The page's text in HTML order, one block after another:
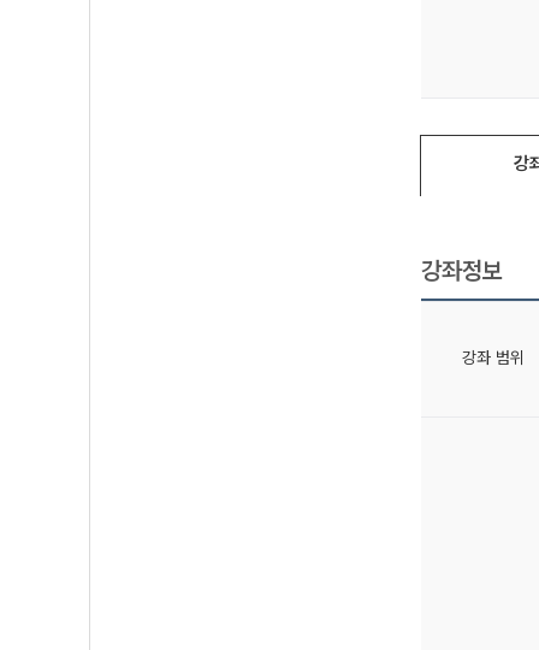
강
강좌정보
강좌 범위